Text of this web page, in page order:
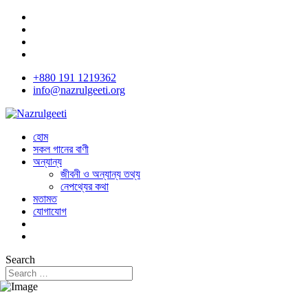
+880 191 1219362
info@nazrulgeeti.org
হোম
সকল গানের বাণী
অন্যান্য
জীবনী ও অন্যান্য তথ্য
নেপথ্যের কথা
মতামত
যোগাযোগ
Search